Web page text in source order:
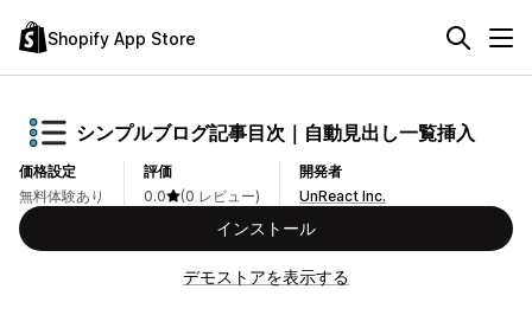
Shopify App Store
シンプルブログ記事目次｜自動見出し一覧挿入
価格設定
無料体験あり
評価
0.0
(0 レビュー)
開発者
UnReact Inc.
インストール
デモストアを表示する